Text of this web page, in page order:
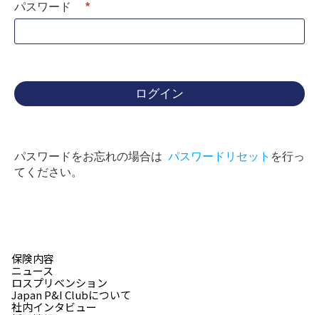
パスワード
パスワードをお忘れの場合は パスワードリセット を行っ
てください。
保険内容
社内インタビュー
ニュース
ロスプリベンション
Japan P&I Clubについて